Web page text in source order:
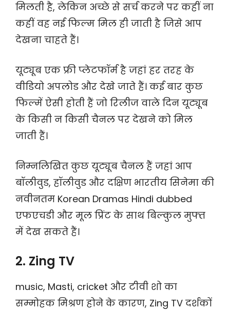
मिलती है, लेकिन अच्छे से सर्च करने पर कहीं ना
कहीं वह नई फिल्म मिल ही जाती है जिसे आप
देखना चाहते हैं।
यूट्यूब एक फ्री प्लेटफॉर्म है जहां हर तरह के
वीडियो अपलोड और देखे जाते हैं। कई बार कुछ
फिल्में ऐसी होती हैं जो रिलीज वाले दिन यूट्यूब
के किसी न किसी चैनल पर देखने को मिल
जाती हैं।
निम्नलिखित कुछ यूट्यूब चैनल हैं जहां आप
बॉलीवुड, हॉलीवुड और दक्षिण भारतीय सिनेमा की
नवीनतम Korean Dramas Hindi dubbed
एफएचडी और मूल प्रिंट के साथ बिल्कुल मुफ्त
में देख सकते हैं।
2. Zing TV
music, Masti, cricket और टीवी शो का
सम्मोहक मिश्रण होने के कारण, Zing TV दर्शकों